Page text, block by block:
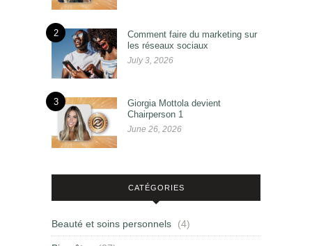
2
Comment faire du marketing sur
les réseaux sociaux
July 3, 2026
3
Giorgia Mottola devient
Chairperson 1
June 26, 2026
CATÉGORIES
Beauté et soins personnels (4)